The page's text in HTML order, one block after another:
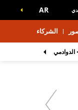
AR
الشركاء
الدوادمي